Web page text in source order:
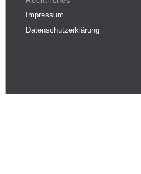
Impressum
Datenschutzerklärung